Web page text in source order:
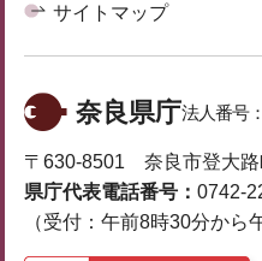
サイトマップ
奈良県庁法人番号：
〒630-8501 奈良市登大路
県庁代表電話番号： 0742-
（受付：午前8時30分から